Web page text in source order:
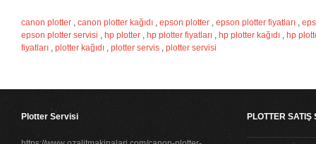
canon plotter , canon plotter kağıdı , epson plotter , epson plotter fiyatları ,
epson plotter servisi , hp plotter , hp plotter fiyatları , hp plotter kağıdı , hp
fiyatları , plotter kağıdı , plotter servis , plotter servisi
Plotter Servisi PLOTTER